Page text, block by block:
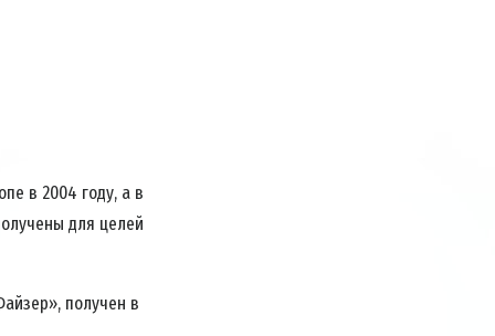
в 2004 году, а в
для целей
получен в